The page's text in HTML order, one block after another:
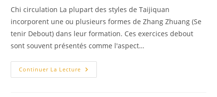
la
publication :
Chi circulation La plupart des styles de Taijiquan
incorporent une ou plusieurs formes de Zhang Zhuang (Se
tenir Debout) dans leur formation. Ces exercices debout
sont souvent présentés comme l'aspect…
Continuer La Lecture Yi
Quan